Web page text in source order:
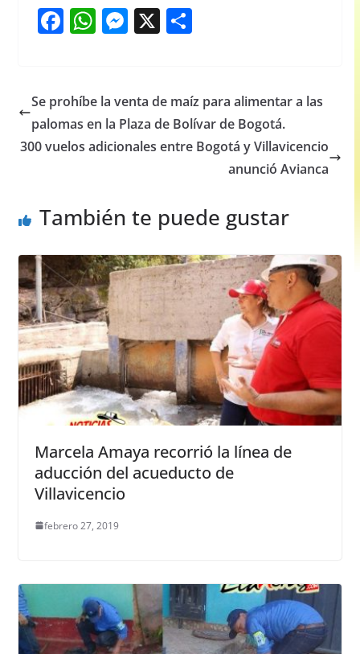
F
e
b
o
W
s
A
p
M
e
n
g
X S
e
Se prohíbe la venta de maíz para alimentar a las
palomas en la Plaza de Bolívar de Bogotá.
300 vuelos adicionales entre Bogotá y Villavicencio
anunció Avianca
También te puede gustar
Marcela Amaya recorrió la línea de
aducción del acueducto de
Villavicencio
febrero 27, 2019